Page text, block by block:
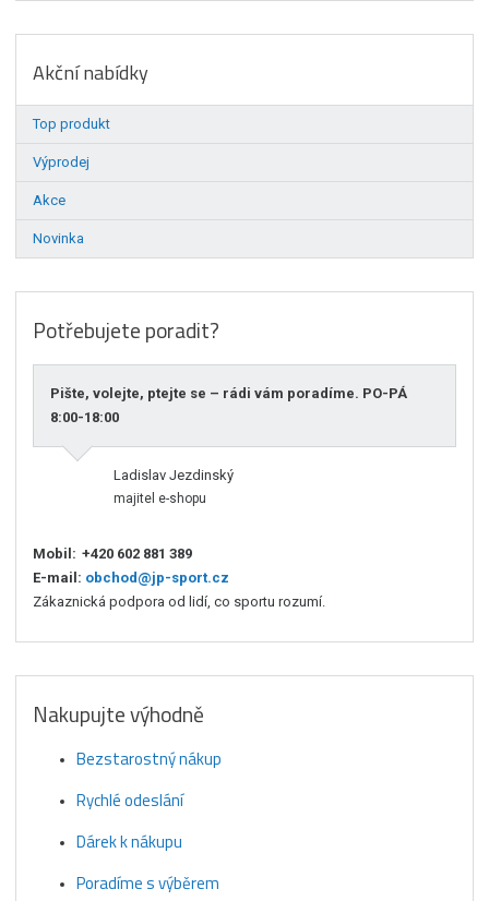
Akční nabídky
Top produkt
Výprodej
Akce
Novinka
Potřebujete poradit?
Pište, volejte, ptejte se – rádi vám poradíme. PO-PÁ
8:00-18:00
Ladislav Jezdinský
majitel e-shopu
Mobil: +420 602 881 389
E-mail: obchod@jp-sport.cz
Zákaznická podpora od lidí, co sportu rozumí.
Nakupujte výhodně
Bezstarostný nákup
Rychlé odeslání
Dárek k nákupu
Poradíme s výběrem